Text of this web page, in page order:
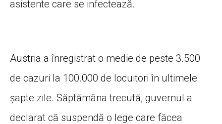
asistente care se infectează.
Austria a înregistrat o medie de peste 3.500
de cazuri la 100.000 de locuitori în ultimele
şapte zile. Săptămâna trecută, guvernul a
declarat că suspendă o lege care făcea